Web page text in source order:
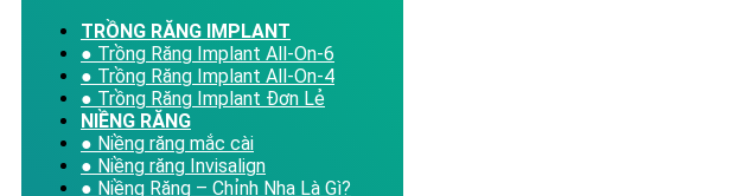
TRỒNG RĂNG IMPLANT
● Trồng Răng Implant All-On-6
● Trồng Răng Implant All-On-4
● Trồng Răng Implant Đơn Lẻ
NIỀNG RĂNG
● Niềng răng mắc cài
● Niềng răng Invisalign
● Niềng Răng – Chỉnh Nha Là Gì?